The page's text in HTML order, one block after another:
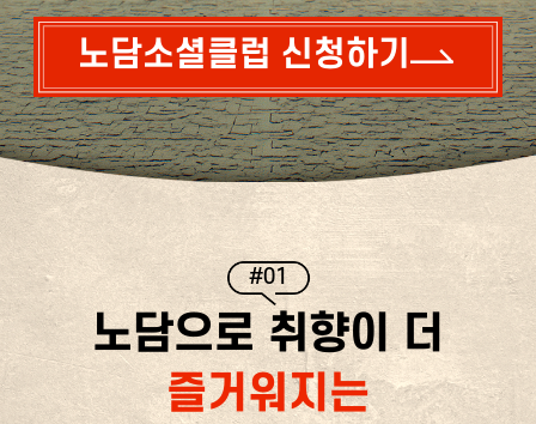
노담소셜클럽 신청하기
#01
노담으로 취향이 더
즐거워지는